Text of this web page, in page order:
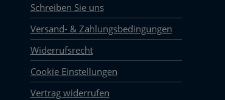
Schreiben Sie uns
Versand- & Zahlungsbedingungen
Widerrufsrecht
Cookie Einstellungen
Vertrag widerrufen